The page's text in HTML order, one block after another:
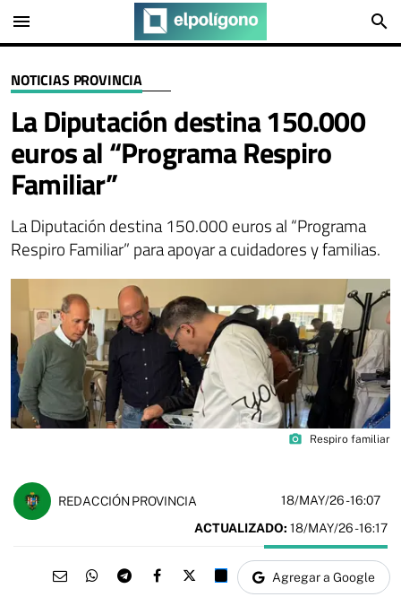
menu search
NOTICIAS PROVINCIA
La Diputación destina 150.000
euros al “Programa Respiro
Familiar”
La Diputación destina 150.000 euros al “Programa
Respiro Familiar” para apoyar a cuidadores y familias.
photo_camera Respiro familiar
REDACCIÓN PROVINCIA 18/MAY/26- 16:07
ACTUALIZADO: 18/MAY/26 - 16:17
Agregar a Google